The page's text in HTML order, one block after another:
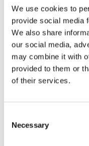
We use cookies to
provide social media
We also share
our social media,
may combine it with
provided to them or
of their services.
Necessary
o
o
k
Omdömen
Du